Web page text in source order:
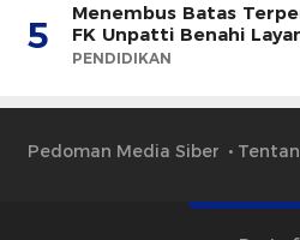
5
Menembus Batas
FK Unpatti Benahi
PENDIDIKAN
Pedoman Media Siber